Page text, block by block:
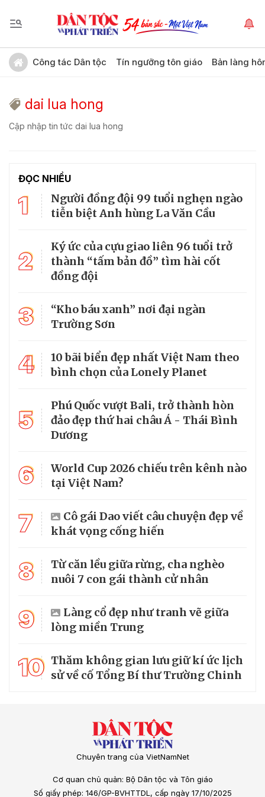
Công tác Dân tộc Tín ngưỡng tôn giáo Bản làng
dai lua hong
Cập nhập tin tức dai lua hong
ĐỌC NHIỀU
1
Người đồng đội 99 tuổi nghẹn ngào
tiễn biệt Anh hùng La Văn Cầu
2
Ký ức của cựu giao liên 96 tuổi trở
thành “tấm bản đồ” tìm hài cốt
đồng đội
3
“Kho báu xanh” nơi đại ngàn
Trường Sơn
4
10 bãi biển đẹp nhất Việt Nam theo
bình chọn của Lonely Planet
5
Phú Quốc vượt Bali, trở thành hòn
đảo đẹp thứ hai châu Á - Thái Bình
Dương
6
World Cup 2026 chiếu trên kênh nào
tại Việt Nam?
7
Cô gái Dao viết câu chuyện đẹp về
khát vọng cống hiến
8
Từ căn lều giữa rừng, cha nghèo
nuôi 7 con gái thành cử nhân
9
Làng cổ đẹp như tranh vẽ giữa
lòng miền Trung
10 Thăm không gian lưu giữ kí ức lịch
sử về cố Tổng Bí thư Trường Chinh
Chuyên trang của VietNamNet
Cơ quan chủ quản: Bộ Dân tộc và Tôn giáo
Số giấy phép: 146/GP-BVHTTDL, cấp ngày 17/10/2025